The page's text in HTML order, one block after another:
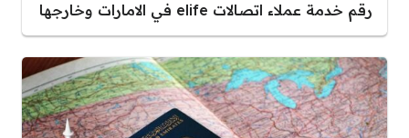
رقم خدمة عملاء اتصالات elife في الامارات وخارجها